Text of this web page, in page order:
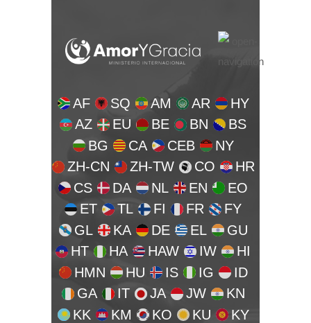
AF SQ AM AR
HY
AZ
EU BE BN
BS
BG
CA CEB
NY
ZH-CN
ZH-TW CO
HR
CS
DA NL EN
EO
ET
TL FI FR
FY
GL
KA DE EL
GU
HT
HA HAW IW
HI
HMN
HU IS IG
ID
GA
IT JA JW
KN
KK
KM KO KU
KY